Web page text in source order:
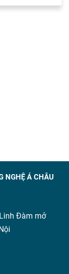
NGHỆ Á CHÂU
Đàm mở